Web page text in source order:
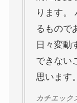
ります。
るもので
日々変動
できない
思います。
カチエック